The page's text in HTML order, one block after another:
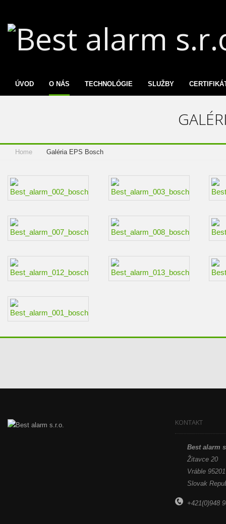
Best
s.r.o.
ÚVOD O NÁS TECHNOLÓGIE SLUŽBY
Home Galéria EPS Bosch
KONTAKT
Best alarm
Žitavce 20
Vráble 95201
Slovak
+421(0)948